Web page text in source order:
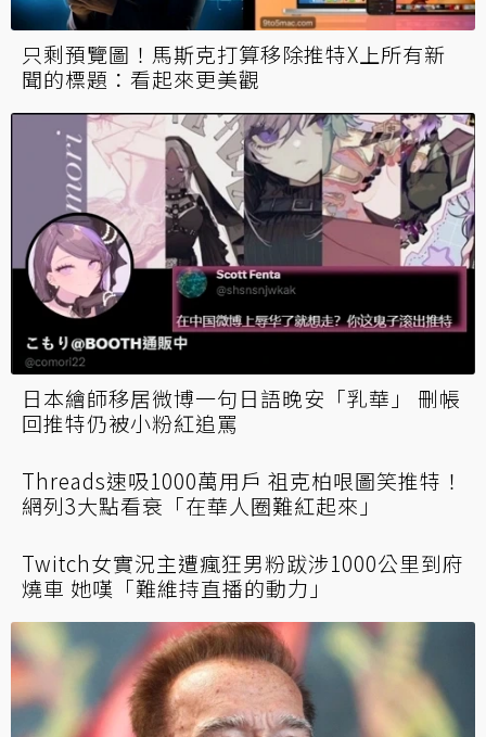
只剩預覽圖！馬斯克打算移除推特X上所有新
聞的標題：看起來更美觀
日本繪師移居微博一句日語晚安「乳華」 刪帳
回推特仍被小粉紅追罵